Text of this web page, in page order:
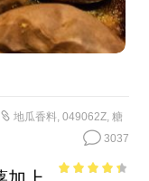
地瓜香料, 049062Z, 糖
3037